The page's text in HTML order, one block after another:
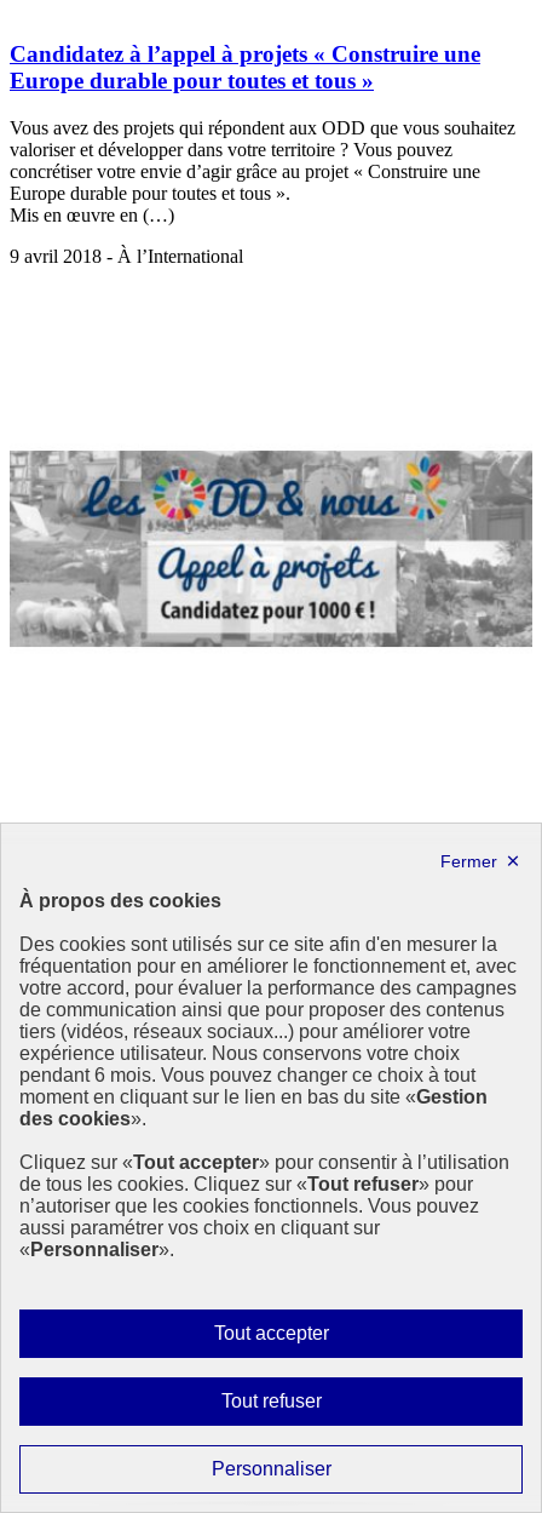
À propos des cookies
Des cookies sont utilisés sur ce site afin d'en mesurer la
fréquentation pour en améliorer le fonctionnement et, avec
votre accord, pour évaluer la performance des campagnes
de communication ainsi que pour proposer des contenus
tiers (vidéos, réseaux sociaux...) pour améliorer votre
expérience utilisateur. Nous conservons votre choix
pendant 6 mois. Vous pouvez changer ce choix à tout
moment en cliquant sur le lien en bas du site «Gestion
des cookies».
Cliquez sur «Tout accepter» pour consentir à l’utilisation
de tous les cookies. Cliquez sur «Tout refuser» pour
n’autoriser que les cookies fonctionnels. Vous pouvez
aussi paramétrer vos choix en cliquant sur
« Personnaliser».
Tout accepterAutoriser
tous
Tout refuserInterdire
tous
PersonnaliserParamétrer
les
Candidatez à l’appel à projets « Construire une
Europe durable pour toutes et tous »
Vous avez des projets qui répondent aux ODD que vous souhaitez
valoriser et développer dans votre territoire ? Vous pouvez
concrétiser votre envie d’agir grâce au projet « Construire une
Europe durable pour toutes et tous ».
Mis en œuvre en (…)
9 avril 2018 - À l’International
Rapport sur les revues volontaires nationales au
implementation : An independant assessment of the voluntary
national review reports submitted to the United nations High-level
Political Forum on Sustainable Development in 2017 »,
l’organisme (…)
9 avril 2018 - À l’International